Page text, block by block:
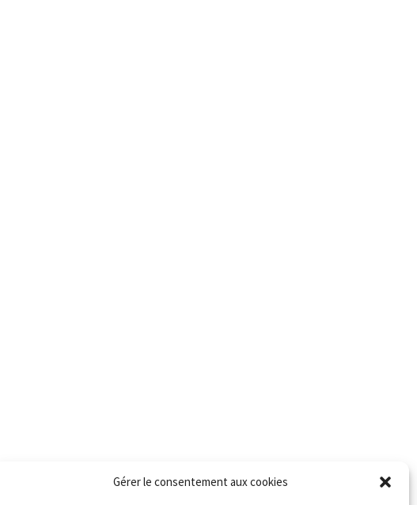
Gérer le consentement aux cookies